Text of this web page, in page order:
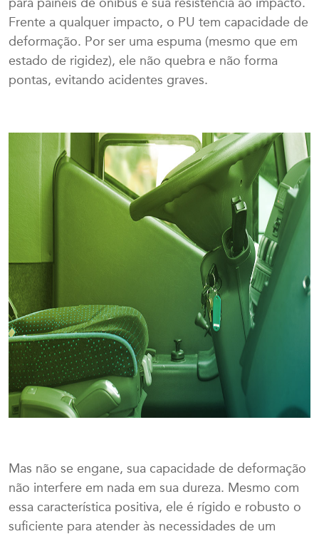
para painéis de ônibus é sua resistência ao impacto.
Frente a qualquer impacto, o PU tem capacidade de
deformação. Por ser uma espuma (mesmo que em
estado de rigidez), ele não quebra e não forma
pontas, evitando acidentes graves.
Mas não se engane, sua capacidade de deformação
não interfere em nada em sua dureza. Mesmo com
essa característica positiva, ele é rígido e robusto o
suficiente para atender às necessidades de um